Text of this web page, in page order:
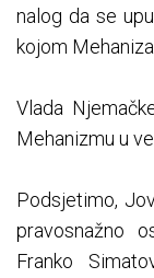
nalog da se
kojom
Vlada
Mehanizmu u
Podsjetimo,
pravosnažno
Franko